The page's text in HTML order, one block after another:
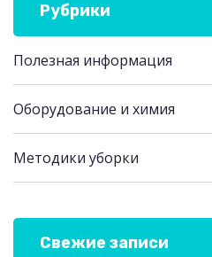
Рубрики
Полезная информация
Оборудование и химия
Методики уборки
Свежие записи